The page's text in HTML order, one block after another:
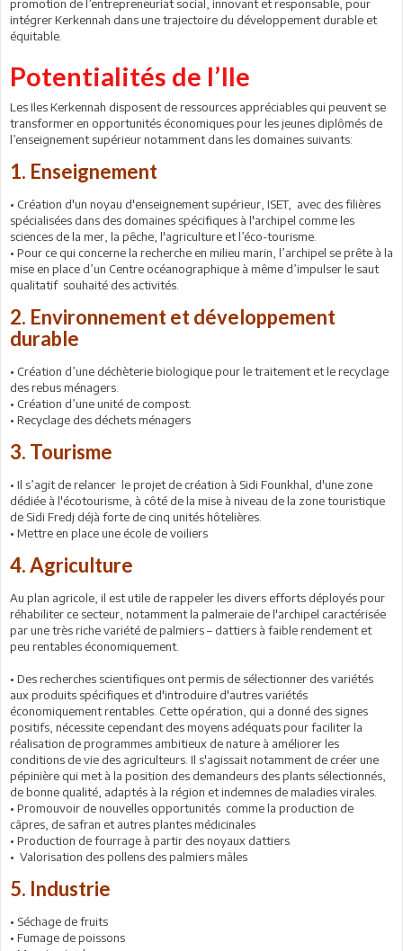
promotion de l’entrepreneuriat social, innovant et responsable, pour
intégrer Kerkennah dans une trajectoire du développement durable et
équitable.
Potentialités de l’Ile
Les Iles Kerkennah disposent de ressources appréciables qui peuvent se
transformer en opportunités économiques pour les jeunes diplômés de
l’enseignement supérieur notamment dans les domaines suivants:
1. Enseignement
• Création d'un noyau d'enseignement supérieur, ISET, avec des filières
spécialisées dans des domaines spécifiques à l'archipel comme les
sciences de la mer, la pêche, l'agriculture et l’éco-tourisme.
• Pour ce qui concerne la recherche en milieu marin, l’archipel se prête à la
mise en place d’un Centre océanographique à même d’impulser le saut
qualitatif souhaité des activités.
2. Environnement et développement
durable
• Création d’une déchèterie biologique pour le traitement et le recyclage
des rebus ménagers.
• Création d’une unité de compost.
• Recyclage des déchets ménagers
3. Tourisme
• Il s’agit de relancer le projet de création à Sidi Founkhal, d'une zone
dédiée à l'écotourisme, à côté de la mise à niveau de la zone touristique
de Sidi Fredj déjà forte de cinq unités hôtelières.
• Mettre en place une école de voiliers
4. Agriculture
Au plan agricole, il est utile de rappeler les divers efforts déployés pour
réhabiliter ce secteur, notamment la palmeraie de l'archipel caractérisée
par une très riche variété de palmiers – dattiers à faible rendement et
peu rentables économiquement.
• Des recherches scientifiques ont permis de sélectionner des variétés
aux produits spécifiques et d'introduire d'autres variétés
économiquement rentables. Cette opération, qui a donné des signes
positifs, nécessite cependant des moyens adéquats pour faciliter la
réalisation de programmes ambitieux de nature à améliorer les
conditions de vie des agriculteurs. Il s'agissait notamment de créer une
pépinière qui met à la position des demandeurs des plants sélectionnés,
de bonne qualité, adaptés à la région et indemnes de maladies virales.
• Promouvoir de nouvelles opportunités comme la production de
câpres, de safran et autres plantes médicinales
• Production de fourrage à partir des noyaux dattiers
• Valorisation des pollens des palmiers mâles
5. Industrie
• Séchage de fruits
• Fumage de poissons